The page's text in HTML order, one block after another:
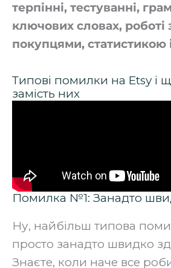
терпінні, тестуванні,
ключових словах,
покупцями, статистикою
Типові помилки на Etsy і
замість них
Помилка №1: Занадто
Ну, найбільш типова
просто занадто швидко
Знаєте, коли наче все